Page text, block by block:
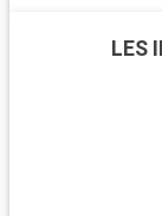
LES